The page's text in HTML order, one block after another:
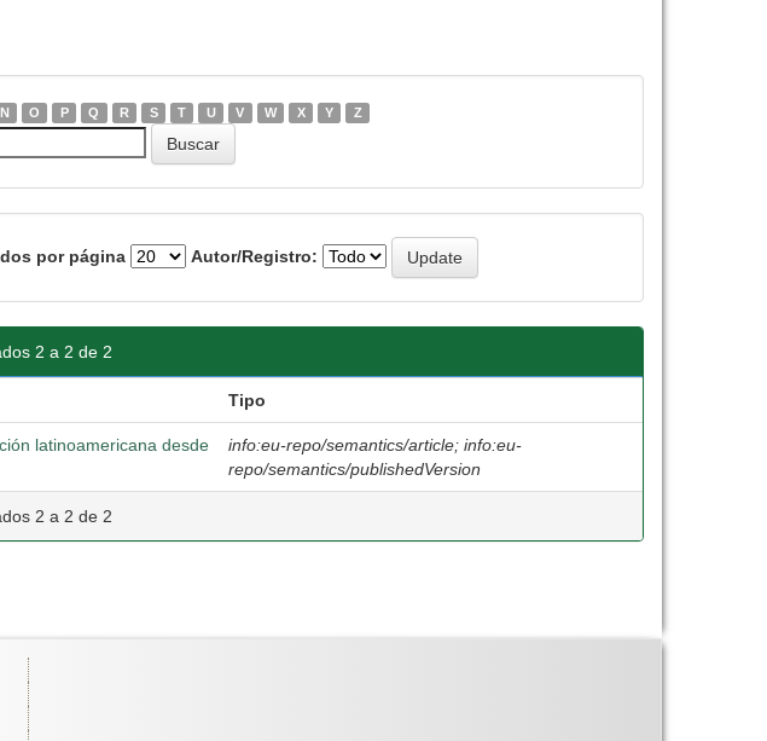
N O P Q R S T U V W X Y Z
por página Autor/Registro:
2 a 2 de 2
Tipo
latinoamericana desde
info:eu-repo/semantics/article; info:eu-
repo/semantics/publishedVersion
2 a 2 de 2